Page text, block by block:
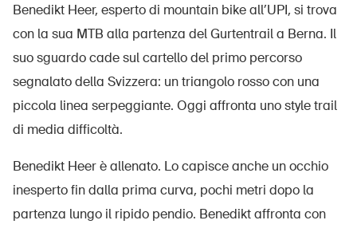
Corsi ed eventi
Approfondimenti giuridici
Delegate e delegati alla sicurezza e Comuni
Contatto e consulenza
Benedikt Heer, esperto di mountain bike all’UPI, si trova
con la sua MTB alla partenza del Gurtentrail a Berna. Il
suo sguardo cade sul cartello del primo percorso
segnalato della Svizzera: un triangolo rosso con una
piccola linea serpeggiante. Oggi affronta uno style trail
di media difficoltà.
Benedikt Heer è allenato. Lo capisce anche un occhio
inesperto fin dalla prima curva, pochi metri dopo la
partenza lungo il ripido pendio. Benedikt affronta con